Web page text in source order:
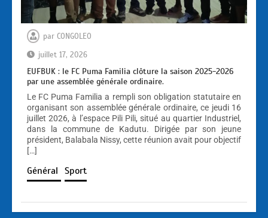
par CONGOLEO
juillet 17, 2026
EUFBUK : le FC Puma Familia clôture la saison 2025-2026
par une assemblée générale ordinaire.
Le FC Puma Familia a rempli son obligation statutaire en
organisant son assemblée générale ordinaire, ce jeudi 16
juillet 2026, à l’espace Pili Pili, situé au quartier Industriel,
dans la commune de Kadutu. Dirigée par son jeune
président, Balabala Nissy, cette réunion avait pour objectif
[…]
Général Sport